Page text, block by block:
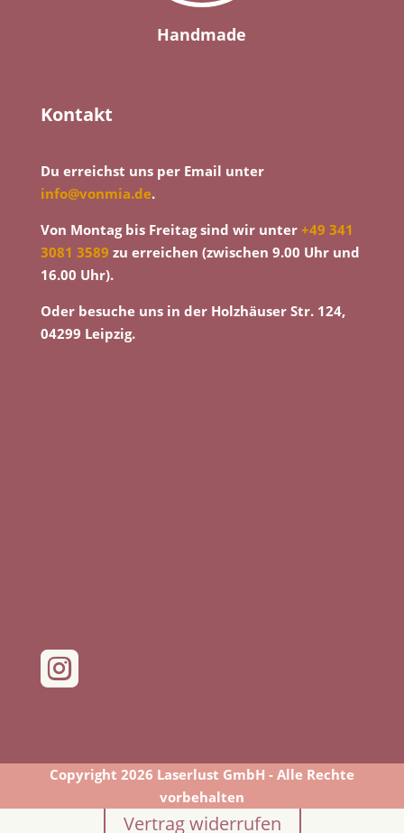
Handmade
Kontakt
Du erreichst uns per Email unter
info@vonmia.de.
Von Montag bis Freitag sind wir unter +49 341
3081 3589 zu erreichen (zwischen 9.00 Uhr und
16.00 Uhr).
Oder besuche uns in der Holzhäuser Str. 124,
04299 Leipzig.

Copyright 2026 Laserlust GmbH - Alle Rechte
vorbehalten
Vertrag widerrufen